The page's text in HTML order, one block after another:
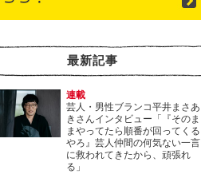
最新記事
連載
芸人・男性ブランコ平井まさあ
きさんインタビュー「『そのま
まやってたら順番が回ってくる
やろ』芸人仲間の何気ない一言
に救われてきたから、頑張れ
る」